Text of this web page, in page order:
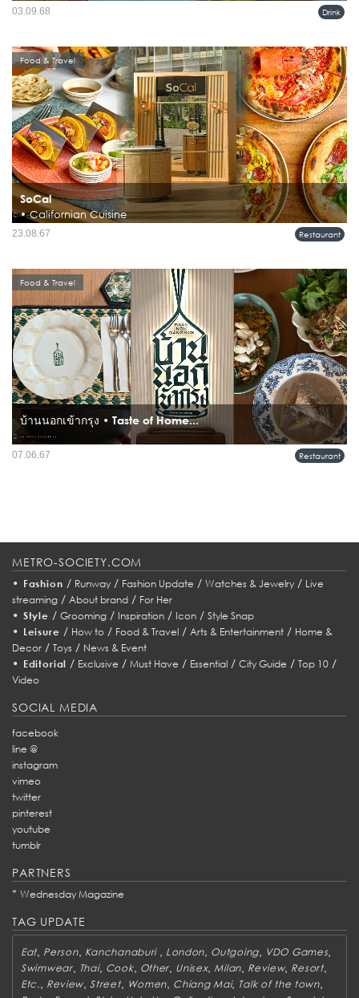
สตาร์บัคส์ ญี่ปุ่น เดินหน้าเกาะกระแสมัทฉะที่ยังคงร้อนแรง ด้วยการนำ Kyoto Matcha
Drink
03.09.68
SoCal
• Californian Cuisine
ห้องอาหาร โซแคล (SoCal) โรงแรม อินเตอร์คอนติเนนตัล กรุงเทพฯ นำเสนอเมนู
แสนอร่อยสไตล์แคลิฟอร์เนีย คำว่า โซแคล ย่อมาจาก So Californian เน้นย้ำถึงความมี
Food & Travel
Restaurant
23.08.67
บ้านนอกเข้ากรุง • Taste of Home...
ร้านอาหารไทยโบราณ "บ้านนอกเข้ากรุง" เป็นร้านอาหารแห่งใหม่ล่าสุดในเครือนารา
กรุ๊ป โดยมีที่มาจากคุณแม่ประจวบ เอี่ยมปรเมศวร์ ซึ่งเป็นแม่ครัวผู้ถ่ายทอดตำรับอาหาร
Food & Travel
Restaurant
07.06.67
METRO-SOCIETY.COM
• Fashion / Runway/ Fashion Update / Watches & Jewelry/ Live
streaming / About brand / For Her
• Style / Grooming/ Inspiration/ Icon/ Style Snap
• Leisure / How to/ Food & Travel/ Arts & Entertainment/ Home &
Decor / Toys / News & Event
• Editorial / Exclusive /Must Have / Essential /City Guide /Top 10 /
Video
SOCIAL MEDIA
facebook
line @
instagram
vimeo
twitter
pinterest
youtube
tumblr
PARTNERS
* Wednesday Magazine
TAG UPDATE
Eat, Person, Kanchanaburi , London, Outgoing, VDO Games,
Swimwear, Thai, Cook, Other, Unisex,Milan, Review, Resort,
Etc., Review,Street, Women, Chiang Mai, Talk of the town,